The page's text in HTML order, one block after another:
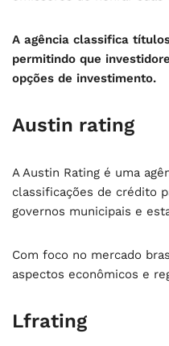
A agência classifica
permitindo que
opções de investimento.
Austin rating
A Austin Rating é uma
classificações de crédito
governos municipais e
Com foco no mercado
aspectos econômicos e
Lfrating